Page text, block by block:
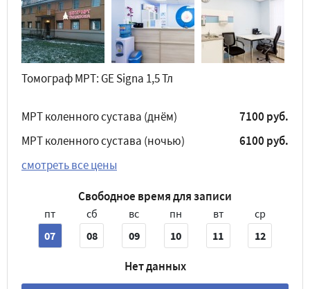
Томограф МРТ: GE Signa 1,5 Тл
МРТ коленного сустава (днём)
7100 руб.
МРТ коленного сустава (ночью)
6100 руб.
смотреть все цены
Свободное время для записи
пт
07
сб
08
вс
09
пн
10
вт
11
ср
12
Нет данных